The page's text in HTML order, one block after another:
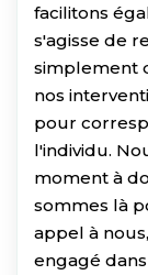
facilitons
s'agisse de
simplement
nos
pour
l'individu.
moment à
sommes là
appel à
engagé